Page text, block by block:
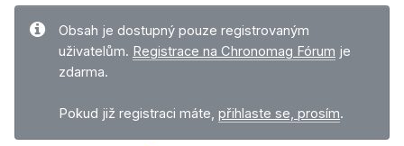
Obsah je dostupný pouze registrovaným
uživatelům. Registrace na Chronomag Fórum je
zdarma.
Pokud již registraci máte, přihlaste se, prosím.